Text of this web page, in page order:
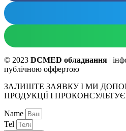
© 2023 DCMED обладнання |
публічною оффертою
ЗАЛИШТЕ ЗАЯВКУ І МИ
ПРОДУКЦІЇ І
Name
Tel